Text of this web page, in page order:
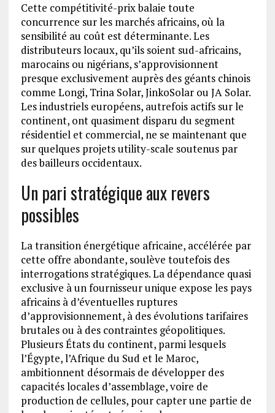
Cette compétitivité-prix balaie toute
concurrence sur les marchés africains, où la
sensibilité au coût est déterminante. Les
distributeurs locaux, qu’ils soient sud-africains,
marocains ou nigérians, s’approvisionnent
presque exclusivement auprès des géants chinois
comme Longi, Trina Solar, JinkoSolar ou JA Solar.
Les industriels européens, autrefois actifs sur le
continent, ont quasiment disparu du segment
résidentiel et commercial, ne se maintenant que
sur quelques projets utility-scale soutenus par
des bailleurs occidentaux.
Un pari stratégique aux revers
possibles
La transition énergétique africaine, accélérée par
cette offre abondante, soulève toutefois des
interrogations stratégiques. La dépendance quasi
exclusive à un fournisseur unique expose les pays
africains à d’éventuelles ruptures
d’approvisionnement, à des évolutions tarifaires
brutales ou à des contraintes géopolitiques.
Plusieurs États du continent, parmi lesquels
l’Égypte, l’Afrique du Sud et le Maroc,
ambitionnent désormais de développer des
capacités locales d’assemblage, voire de
production de cellules, pour capter une partie de